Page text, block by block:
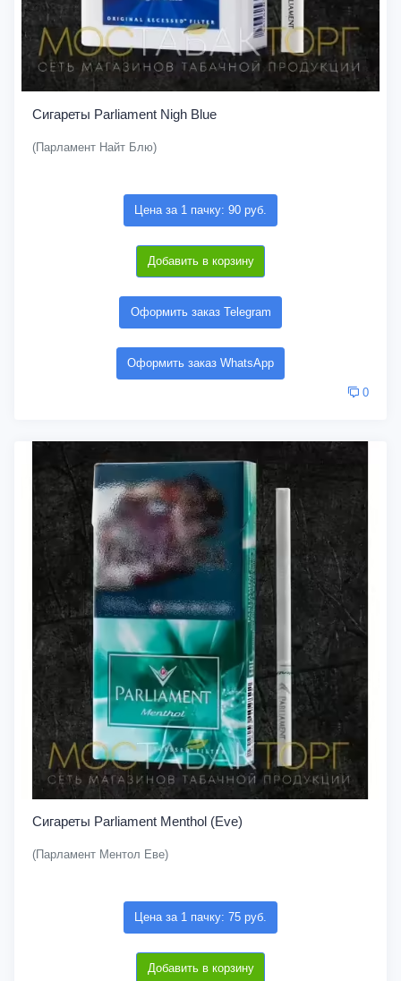
Сигареты Parliament Nigh Blue
(Парламент Найт Блю)
Цена за 1 пачку: 90 руб.
Добавить в корзину
Оформить заказ Telegram
Оформить заказ WhatsApp
0
Сигареты Parliament Menthol (Eve)
(Парламент Ментол Еве)
Цена за 1 пачку: 75 руб.
Добавить в корзину